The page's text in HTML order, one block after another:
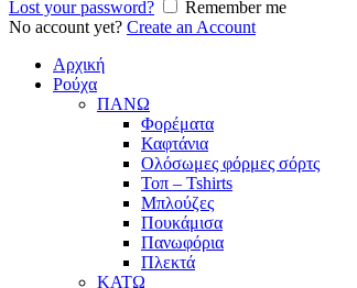
Lost your password?
Remember me
No account yet? Create an Account
Αρχική
Ρούχα
ΠΑΝΩ
Φορέματα
Καφτάνια
Ολόσωμες φόρμες σόρτς
Τοπ – Tshirts
Μπλούζες
Πουκάμισα
Πανωφόρια
Πλεκτά
ΚΑΤΩ